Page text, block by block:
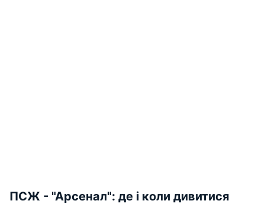
ПСЖ - "Арсенал": де і коли дивитися